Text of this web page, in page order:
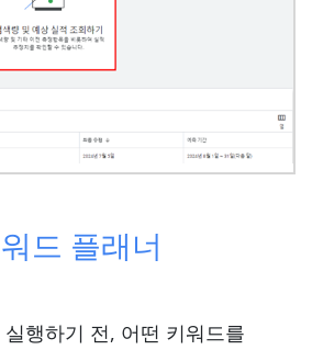
드 플래너
행하기 전, 어떤 키워드를